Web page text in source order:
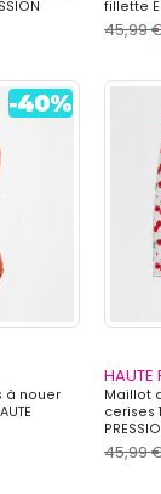
fillette
45,99
à nouer
HAUTE
Maillot
cerises
45,99